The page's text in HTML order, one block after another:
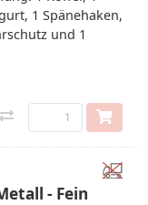
1 Spänehaken,
und 1
- Fein